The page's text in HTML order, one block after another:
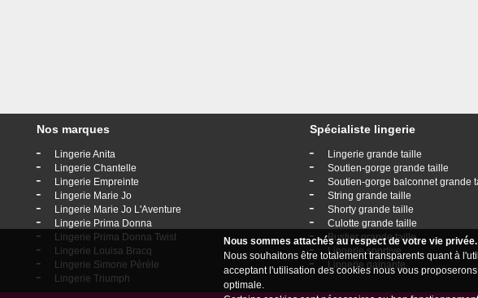
Nos marques
- Lingerie Anita
- Lingerie Chantelle
- Lingerie Empreinte
- Lingerie Marie Jo
- Lingerie Marie Jo L'Aventure
- Lingerie Prima Donna
- Lingerie Prima Donna Twist
- Lingerie Louisa Bracq
- Lingerie Simone Pérèle
- Lingerie Triumph
Spécialiste lingerie
- Lingerie grande taille
- Soutien-gorge grande taille
- Soutien-gorge balconnet grande
- String grande taille
- Shorty grande taille
- Culotte grande taille
- Bustier grande taille
- Lingerie sportive
- Lingerie gainante
Nous sommes attachés au respect de votre vie privée.
Nous souhaitons être totalement transparents quant à
acceptant l'utilisation des cookies nous vous
optimale.